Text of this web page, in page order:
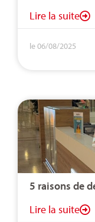
Lire la suite
le 06/08/2025
5 raisons de
Lire la suite